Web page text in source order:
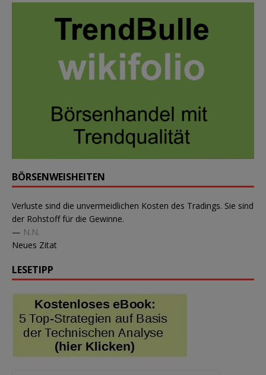
BÖRSENWEISHEITEN
Verluste sind die unvermeidlichen Kosten des Tradings. Sie sind
der Rohstoff für die Gewinne.
— N.N.
Neues Zitat
LESETIPP